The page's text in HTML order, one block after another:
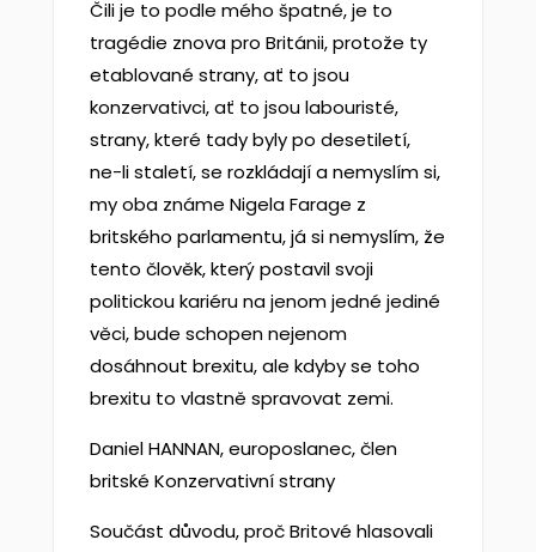
Čili je to podle mého špatné, je to
tragédie znova pro Británii, protože ty
etablované strany, ať to jsou
konzervativci, ať to jsou labouristé,
strany, které tady byly po desetiletí,
ne-li staletí, se rozkládají a nemyslím si,
my oba známe Nigela Farage z
britského parlamentu, já si nemyslím, že
tento člověk, který postavil svoji
politickou kariéru na jenom jedné jediné
věci, bude schopen nejenom
dosáhnout brexitu, ale kdyby se toho
brexitu to vlastně spravovat zemi.
Daniel HANNAN, europoslanec, člen
britské Konzervativní strany
Součást důvodu, proč Britové hlasovali